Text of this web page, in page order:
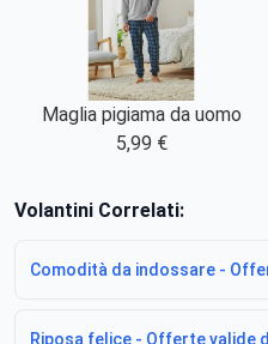
Maglia pigiama da uomo
5,99 €
Volantini Correlati:
Comodità da indossare -
Riposa felice - Offerte valide